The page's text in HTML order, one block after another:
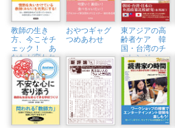
教師の生き
方、今こそチ
ェック！ あ
なたが変われ
ば学校が変わ
る
おやつギャグ
つめあわせ
東アジアの高
齢者ケア 韓
国・台湾のチ
ャレンジ